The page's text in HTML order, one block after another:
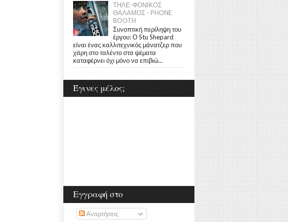
ΤΗΛΕ-ΦΟΝΙΚΟΣ
ΘΑΛΑΜΟΣ - PHONE
BOOTH
Συνοπτική περίληψη του
έργου: Ο Stu Shepard
είναι ένας καλλιτεχνικός μάνατζερ που
χάρη στο ταλέντο στα ψέματα
καταφέρνει όχι μόνο να επιβιώ...
Έγινες μέλος;
Εγγραφή στο
Αναρτήσεις